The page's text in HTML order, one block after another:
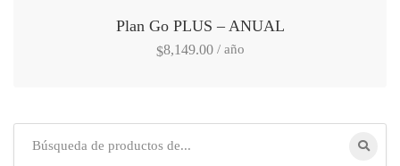
Plan Go PLUS – ANUAL
$8,149.00 / año